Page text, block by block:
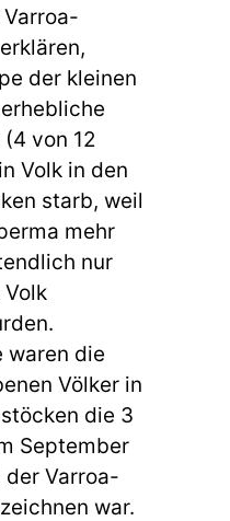
der kleinen
von 12
Volk in den
starb, weil
mehr
nur
waren die
Völker in
die 3
September
Varroa-
war.